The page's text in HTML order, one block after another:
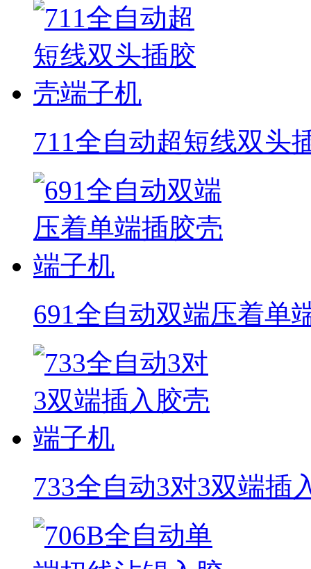
711全自动超短线双头
691全自动双端压着单
733全自动3对3双端插